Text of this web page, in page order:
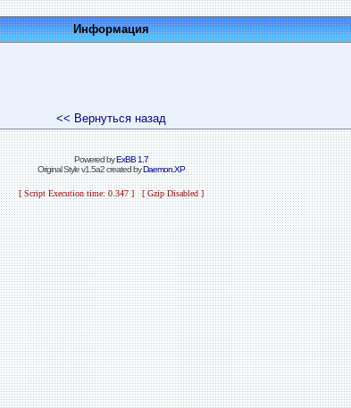
Информация
<< Вернуться назад
Powered byExBB 1.7
Original Style v1.5a2 created byDaemon.XP
[ Script Execution time: 0.347 ] [ Gzip Disabled ]